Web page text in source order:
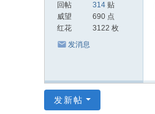
回帖 314 贴
威望
690 点
红花
3122 枚
发消息
发新帖